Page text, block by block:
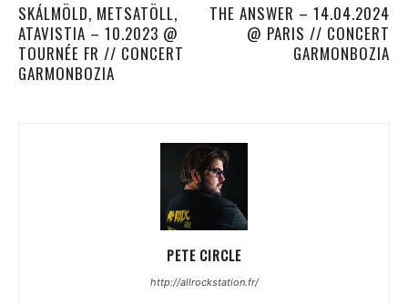
SKÁLMÖLD, METSATÖLL,
ATAVISTIA – 10.2023 @
TOURNÉE FR // CONCERT
GARMONBOZIA
THE ANSWER – 14.04.2024
@ PARIS // CONCERT
GARMONBOZIA
PETE CIRCLE
http://allrockstation.fr/